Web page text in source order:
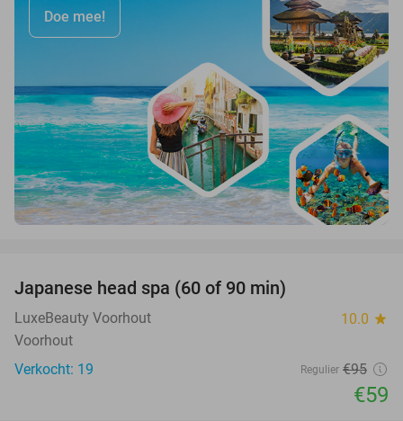
Doe mee!
Japanese head spa (60 of 90 min)
LuxeBeauty Voorhout 10.0 star
Voorhout
Verkocht: 19
Regulier €95
€59